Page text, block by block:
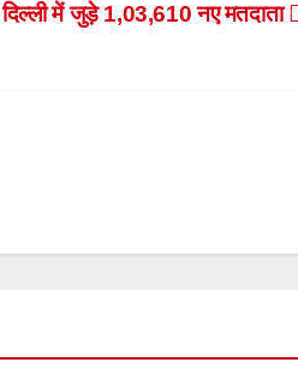
दिल्ली में जुड़े 1,03,610 नए मतदाता